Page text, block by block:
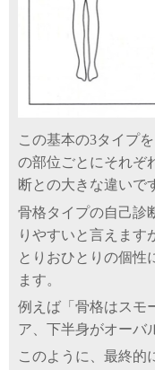
この基本の3タイプ
の部位ごとにそれぞ
断との大きな違いで
骨格タイプの自己診
りやすいと言えます
とりおひとりの個性
ます。
例えば 「骨格はス
ア、下半身がオーバ
このように、最終的